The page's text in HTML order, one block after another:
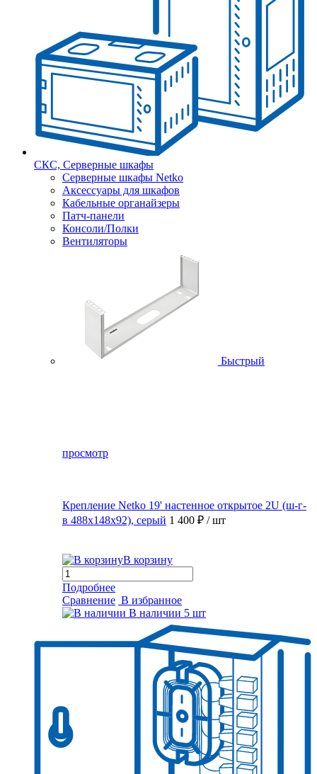
СКС, Серверные шкафы
Серверные шкафы Netko
Аксессуары для шкафов
Кабельные органайзеры
Патч-панели
Консоли/Полки
Вентиляторы
Быстрый
просмотр
Крепление Netko 19' настенное открытое 2U (ш-г-
в 488х148х92), серый 1 400 ₽ / шт
В корзину
Подробнее
Сравнение В избранное
В наличии 5 шт